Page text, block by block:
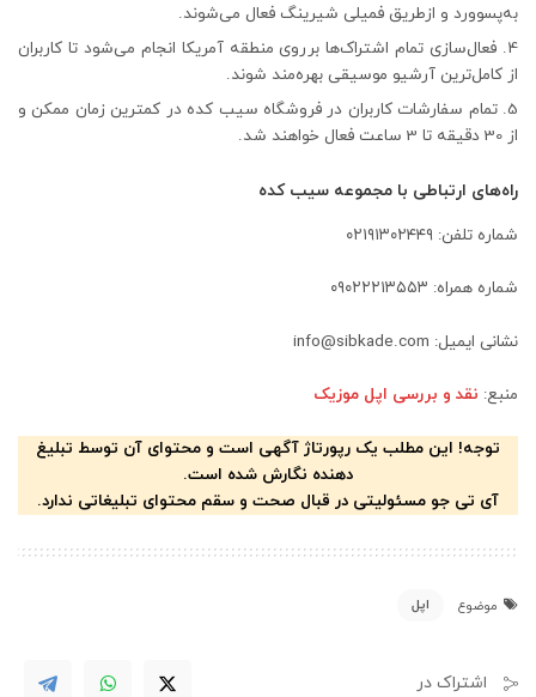
به‌پسوورد و ازطریق فمیلی شیرینگ فعال می‌شوند.
فعال‌سازی تمام اشتراک‌ها برروی منطقه آمریکا انجام می‌شود تا کاربران
از کامل‌ترین آرشیو موسیقی بهره‌مند شوند.
تمام سفارشات کاربران در فروشگاه سیب کده در کمترین زمان ممکن و
از 30 دقیقه تا 3 ساعت فعال خواهند شد.
راه‌های ارتباطی با مجموعه سیب کده
شماره تلفن: ۰۲۱۹۱۳۰۲۴۴۹
شماره همراه: ۰۹۰۲۲۲۱۳۵۵۳
نشانی ایمیل: info@sibkade.com
منبع: نقد و بررسی اپل موزیک
توجه! این مطلب یک رپورتاژ آگهی است و محتوای آن توسط تبلیغ
دهنده نگارش شده است.
آی تی جو مسئولیتی در قبال صحت و سقم محتوای تبلیغاتی ندارد.
موضوع اپل
اشتراک در